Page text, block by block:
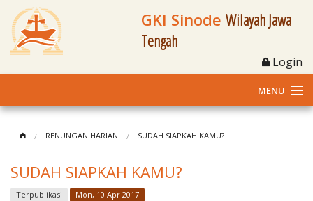
GKI Sinode Wilayah Jawa
Tengah
Login
MENU
Klasis dan Jemaat
RENUNGAN HARIAN SUDAH SIAPKAH KAMU?
SUDAH SIAPKAH KAMU?
Terpublikasi Mon, 10 Apr 2017